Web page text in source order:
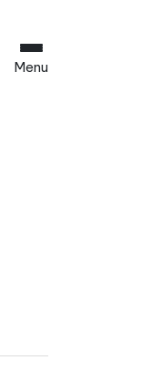
Menu